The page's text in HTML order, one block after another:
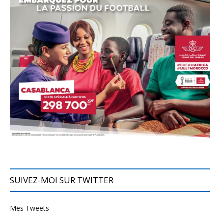
SUIVEZ-MOI SUR TWITTER
Mes Tweets